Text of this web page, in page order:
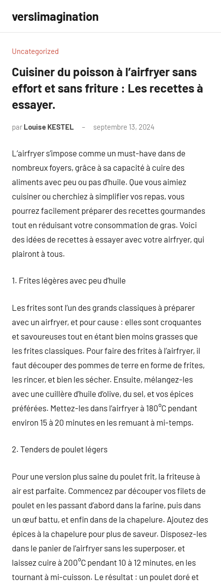
contenu
verslimagination
Uncategorized
Cuisiner du poisson à l’airfryer sans
effort et sans friture : Les recettes à
essayer.
par Louise KESTEL septembre 13, 2024
L’airfryer s’impose comme un must-have dans de
nombreux foyers, grâce à sa capacité à cuire des
aliments avec peu ou pas d’huile. Que vous aimiez
cuisiner ou cherchiez à simplifier vos repas, vous
pourrez facilement préparer des recettes gourmandes
tout en réduisant votre consommation de gras. Voici
des idées de recettes à essayer avec votre airfryer, qui
plairont à tous.
1. Frites légères avec peu d’huile
Les frites sont l’un des grands classiques à préparer
avec un airfryer, et pour cause : elles sont croquantes
et savoureuses tout en étant bien moins grasses que
les frites classiques. Pour faire des frites à l’airfryer, il
faut découper des pommes de terre en forme de frites,
les rincer, et bien les sécher. Ensuite, mélangez-les
avec une cuillère d’huile d’olive, du sel, et vos épices
préférées. Mettez-les dans l’airfryer à 180°C pendant
environ 15 à 20 minutes en les remuant à mi-temps.
2. Tenders de poulet légers
Pour une version plus saine du poulet frit, la friteuse à
air est parfaite. Commencez par découper vos filets de
poulet en les passant d’abord dans la farine, puis dans
un œuf battu, et enfin dans de la chapelure. Ajoutez des
épices à la chapelure pour plus de saveur. Disposez-les
dans le panier de l’airfryer sans les superposer, et
laissez cuire à 200°C pendant 10 à 12 minutes, en les
tournant à mi-cuisson. Le résultat : un poulet doré et